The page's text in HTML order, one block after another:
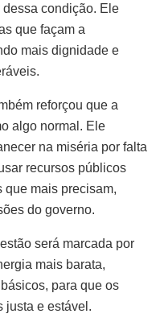
condição. Ele
que façam a
mais dignidade e
reforçou que a
algo normal. Ele
na miséria por falta
recursos públicos
que mais precisam,
do governo.
será marcada por
mais barata,
para que os
justa e estável.